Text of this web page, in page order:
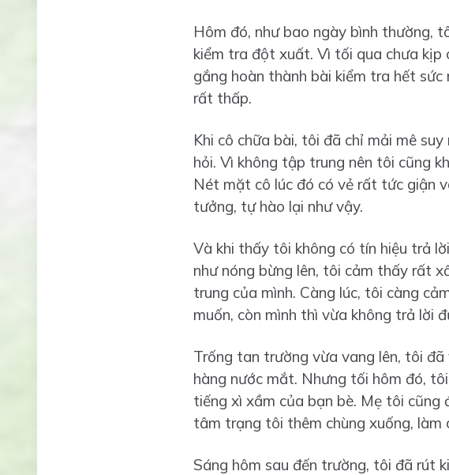
Hôm đó, như bao ngày bình thường,
kiểm tra đột xuất. Vì tối qua chưa kịp
gắng hoàn thành bài kiểm tra hết
rất thấp.
Khi cô chữa bài, tôi đã chỉ mải mê
hỏi. Vì không tập trung nên tôi cũng
Nét mặt cô lúc đó có vẻ rất tức giận
tưởng, tự hào lại như vậy.
Và khi thấy tôi không có tín hiệu trả
như nóng bừng lên, tôi cảm thấy rất
trung của mình. Càng lúc, tôi càng
muốn, còn mình thì vừa không trả lời
Trống tan trường vừa vang lên, tôi
hàng nước mắt. Nhưng tối hôm đó,
tiếng xì xầm của bạn bè. Mẹ tôi cũng
tâm trạng tôi thêm chùng xuống, làm
Sáng hôm sau đến trường, tôi đã rút